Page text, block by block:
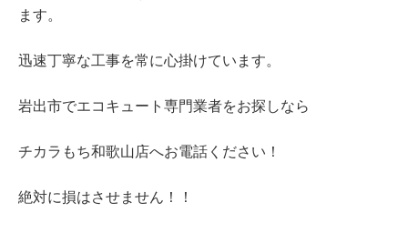
ます。
迅速丁寧な工事を常に心掛けています。
岩出市でエコキュート専門業者をお探しなら
チカラもち和歌山店へお電話ください！
絶対に損はさせません！！